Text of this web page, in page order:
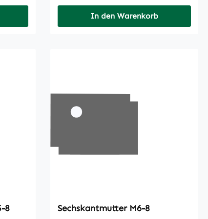
In den Warenkorb
8 Sechskantmutter M6-8